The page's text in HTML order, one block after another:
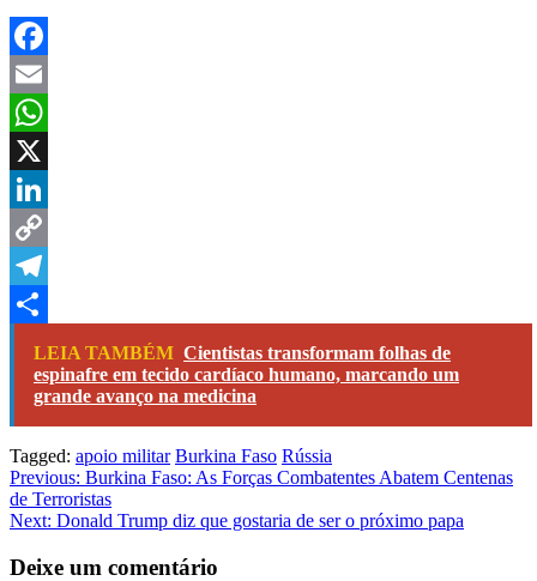
Facebook
Email
WhatsApp
X
LinkedIn
Copy
Link
Telegram
Share
LEIA TAMBÉM Cientistas transformam folhas de
espinafre em tecido cardíaco humano, marcando um
grande avanço na medicina
Tagged: apoio militar Burkina Faso Rússia
Navegação
de
Previous: Burkina Faso: As Forças Combatentes Abatem Centenas
de Terroristas
Next: Donald Trump diz que gostaria de ser o próximo papa
Deixe um comentário